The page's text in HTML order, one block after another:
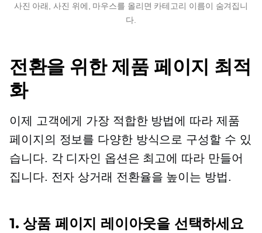
사진 아래, 사진 위에, 마우스를 올리면 카테고리 이름이 숨겨집니
다.
전환을 위한 제품 페이지 최적
화
이제 고객에게 가장 적합한 방법에 따라 제품
페이지의 정보를 다양한 방식으로 구성할 수 있
습니다. 각 디자인 옵션은 최고에 따라 만들어
집니다. 전자 상거래 전환율을 높이는 방법.
1. 상품 페이지 레이아웃을 선택하세요